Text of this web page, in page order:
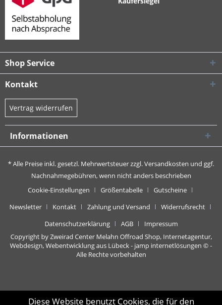
Shop Service
Kontakt
Vertrag widerrufen
Informationen
* Alle Preise inkl. gesetzl. Mehrwertsteuer zzgl.Versandkosten und ggf.
Nachnahmegebühren, wenn nicht anders beschrieben
Cookie-Einstellungen
Größentabelle
Gutscheine
Newsletter
Kontakt Zahlung und Versand
Widerrufsrecht
Datenschutzerklärung
AGB
Impressum
Copyright by Zweirad Center Melahn Offroad Shop, Internetagentur,
Webdesign, Webentwicklung aus Lübeck - jamp internetlösungen © -
Alle Rechte vorbehalten
Diese Website benutzt Cookies, die für den